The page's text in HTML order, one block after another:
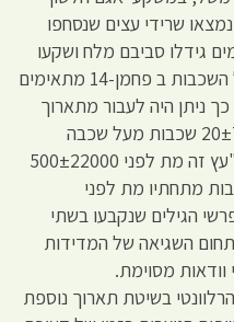
שרידי עצים שנסחפו
גידלו סביבם מלח ושקעו
אל הקרקעית. התארוכים של השכבות ב פחמן-14 מתאימים
ניתן היה לעבור מתארוך
יחסי: "שכבה זו מצוייה 20±7500 שכבות מעל שכבה
אחרת", לתארוך אבסולוטי: "עץ זה מת לפני 500±22000
שמצאנו 7500 שכבות מתחתיו מת לפני
שהפרשי הגילים שנקבעו בשתי
השגיאה של המדידות
מסוימת.
בשיטת תארוך נוספת